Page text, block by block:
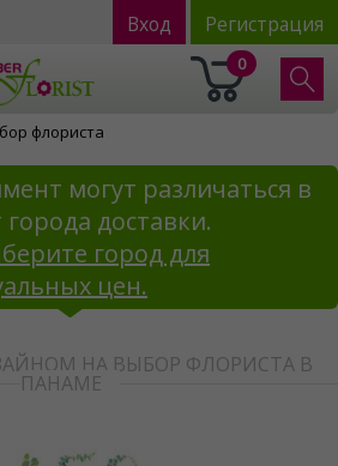
Вход Регистрация
0
флориста
могут различаться в
доставки.
город для
цен.
НА ВЫБОР ФЛОРИСТА В
ПАНАМЕ